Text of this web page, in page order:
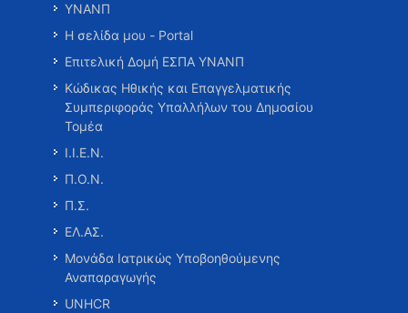
ΥΝΑΝΠ
Η σελίδα μου - Portal
Επιτελική Δομή ΕΣΠΑ ΥΝΑΝΠ
Κώδικας Ηθικής και Επαγγελματικής
Συμπεριφοράς Υπαλλήλων του Δημοσίου
Τομέα
Ι.Ι.Ε.Ν.
Π.Ο.Ν.
Π.Σ.
ΕΛ.ΑΣ.
Μονάδα Ιατρικώς Υποβοηθούμενης
Αναπαραγωγής
UNHCR